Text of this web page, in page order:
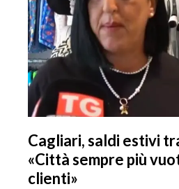
Cagliari, saldi estivi
«Città sempre più
clienti»